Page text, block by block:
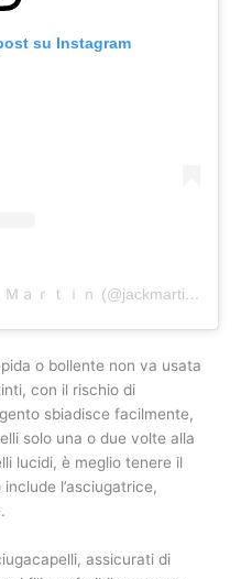
su Instagram
Un post condiviso da Ｊａｃｋ Ｍａｒｔｉｎ (@jackmartincolorist)
o bollente non va usata
con il rischio di
sbiadisce facilmente,
solo una o due volte alla
lucidi, è meglio tenere il
l’asciugatrice,
assicurati di